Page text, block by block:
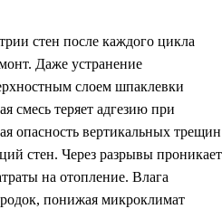
стен после каждого цикла
Даже устранение
слоем шпаклевки
смесь теряет адгезию при
опасность вертикальных трещин
стен. Через разрывы проникает
на отопление. Влага
понижая микроклимат